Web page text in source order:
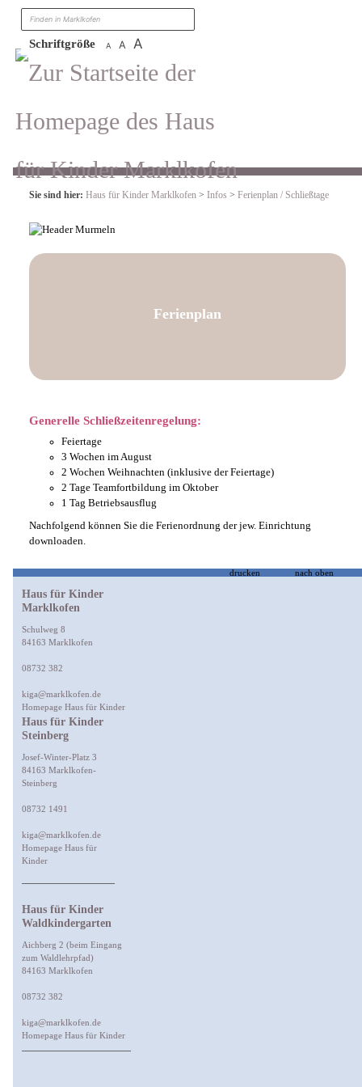
Zum Inhalt,zur Navigationoderzur Startseite
Schriftgröße A A A
Sie sind hier: Haus für Kinder Marklkofen > Infos > Ferienplan / Schließtage
Ferienplan
Generelle Schließzeitenregelung:
Feiertage
3 Wochen im August
2 Wochen Weihnachten (inklusive der Feiertage)
2 Tage Teamfortbildung im Oktober
1 Tag Betriebsausflug
Nachfolgend können Sie die Ferienordnung der jew. Einrichtung
downloaden.
drucken nach oben
Haus für Kinder
Marklkofen
Schulweg 8
84163 Marklkofen
08732 382
kiga@marklkofen.de
Homepage Haus für Kinder
Haus für Kinder
Steinberg
Josef-Winter-Platz 3
84163 Marklkofen-
Steinberg
08732 1491
kiga@marklkofen.de
Homepage Haus für
Kinder
Haus für Kinder
Waldkindergarten
Aichberg 2 (beim Eingang
zum Waldlehrpfad)
84163 Marklkofen
08732 382
kiga@marklkofen.de
Homepage Haus für Kinder